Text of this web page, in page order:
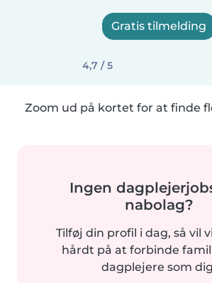
Gratis tilmelding
4,7 / 5
Zoom ud på kortet for at finde
Ingen
nabolag?
Tilføj din profil i dag, så vil
hårdt på at forbinde
dagplejere som